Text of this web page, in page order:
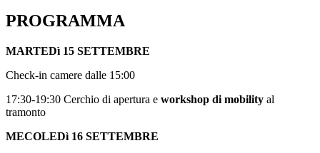
PROGRAMMA
MARTEDì 15 SETTEMBRE
Check-in camere dalle 15:00
17:30-19:30 Cerchio di apertura e workshop di mobility al
tramonto
MECOLEDì 16 SETTEMBRE